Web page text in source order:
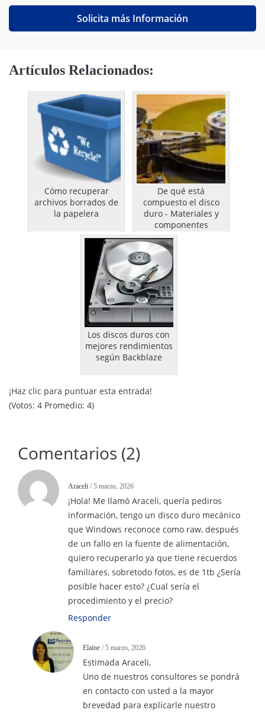
Solicita más Información
Artículos Relacionados:
Cómo recuperar
archivos borrados de
la papelera
De qué está
compuesto el disco
duro - Materiales y
componentes
Los discos duros con
mejores rendimientos
según Backblaze
¡Haz clic para puntuar esta entrada!
(Votos: 4 Promedio: 4)
Comentarios (2)
Araceli / 5 marzo, 2026
¡Hola! Me llamó Araceli, quería pediros
información, tengo un disco duro mecánico
que Windows reconoce como raw, después
de un fallo en la fuente de alimentación,
quiero recuperarlo ya que tiene recuerdos
familiares, sobretodo fotos, es de 1tb ¿Sería
posible hacer esto? ¿Cual sería el
procedimiento y el precio?
Responder
Elaine / 5 marzo, 2026
Estimada Araceli,
Uno de nuestros consultores se pondrá
en contacto con usted a la mayor
brevedad para explicarle nuestro